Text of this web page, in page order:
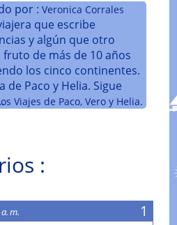
por : Veronica Corrales
que escribe
y algún que otro
fruto de más de 10 años
los cinco continentes.
de Paco y Helia. Sigue
Viajes de Paco, Vero y Helia.
:
m.